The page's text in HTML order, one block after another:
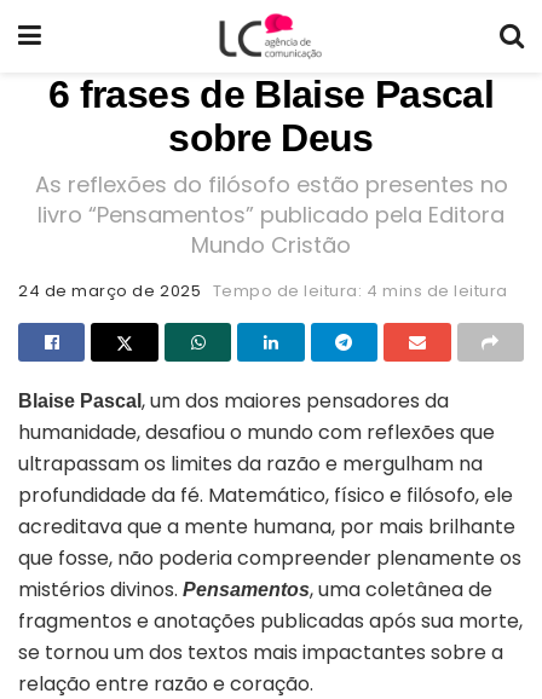
6 frases de Blaise Pascal
sobre Deus
As reflexões do filósofo estão presentes no
livro “Pensamentos” publicado pela Editora
Mundo Cristão
24 de março de 2025 Tempo de leitura: 4 mins de leitura
Blaise Pascal , um dos maiores pensadores da
humanidade, desafiou o mundo com reflexões que
ultrapassam os limites da razão e mergulham na
profundidade da fé. Matemático, físico e filósofo, ele
acreditava que a mente humana, por mais brilhante
que fosse, não poderia compreender plenamente os
mistérios divinos. Pensamentos, uma coletânea de
fragmentos e anotações publicadas após sua morte,
se tornou um dos textos mais impactantes sobre a
relação entre razão e coração.